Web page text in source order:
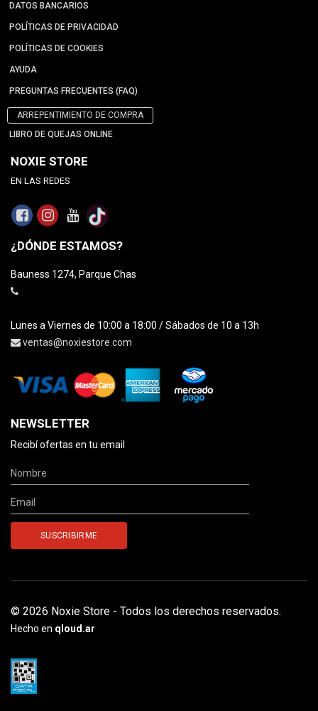
DATOS BANCARIOS
POLÍTICAS DE PRIVACIDAD
POLÍTICAS DE COOKIES
AYUDA
PREGUNTAS FRECUENTES (FAQ)
ARREPENTIMIENTO DE COMPRA
LIBRO DE QUEJAS ONLINE
NOXIE STORE
EN LAS REDES
¿DÓNDE ESTAMOS?
Bauness 1274, Parque Chas
Lunes a Viernes de 10:00 a 18:00 / Sábados de 10 a 13h
ventas@noxiestore.com
NEWSLETTER
Recibí ofertas en tu email
© 2026 Noxie Store - Todos los derechos reservados.
Hecho en qloud.ar